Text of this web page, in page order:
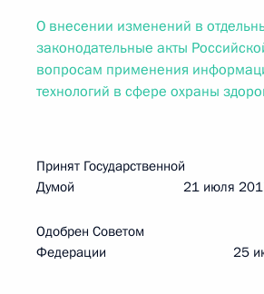
О внесении изменений в
законодательные акты
вопросам применения
технологий в сфере охраны
Принят Государственной
Думой 21 июля 2017
Одобрен Советом
Федерации 25 июля